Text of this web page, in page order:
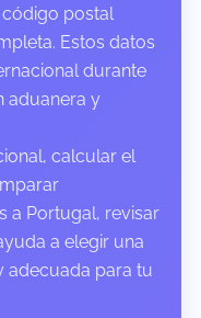
postal
Estos datos
durante
aduanera y
calcular el
a Portugal, revisar
a elegir una
adecuada para tu